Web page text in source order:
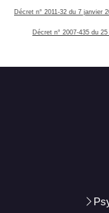
Décret n° 2011-32 du 7 janvier
Décret n° 2007-435 du